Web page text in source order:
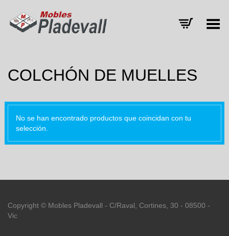
Menú
COLCHÓN DE MUELLES
No se han encontrado productos que coincidan con tu
selección.
Copyright © Mobles Pladevall - C/Raval, Cortines, 30 - 08500 -
Vic